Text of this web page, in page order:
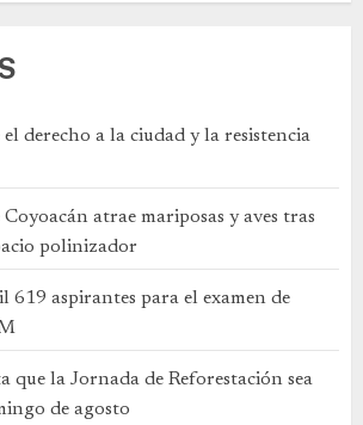
derecho a la ciudad y la resistencia
atrae mariposas y aves tras
polinizador
619 aspirantes para el examen de
que la Jornada de Reforestación sea
de agosto